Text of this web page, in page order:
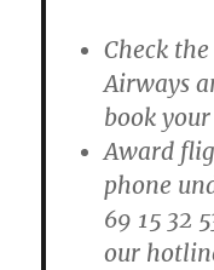
Check
Airways
book
Award
phone
69 15 32
our